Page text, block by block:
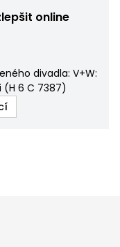
online
divadla: V+W:
(H 6 C 7387)